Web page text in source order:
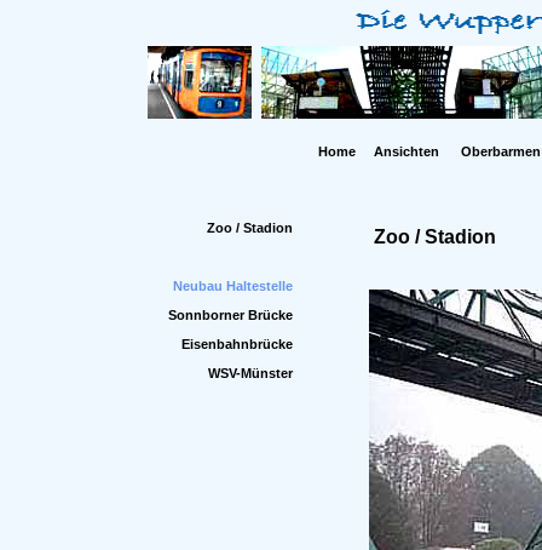
Home Ansichten Oberbarmen
Zoo / Stadion
Neubau Haltestelle
Sonnborner Brücke
Eisenbahnbrücke
WSV-Münster
Zoo / Stadion